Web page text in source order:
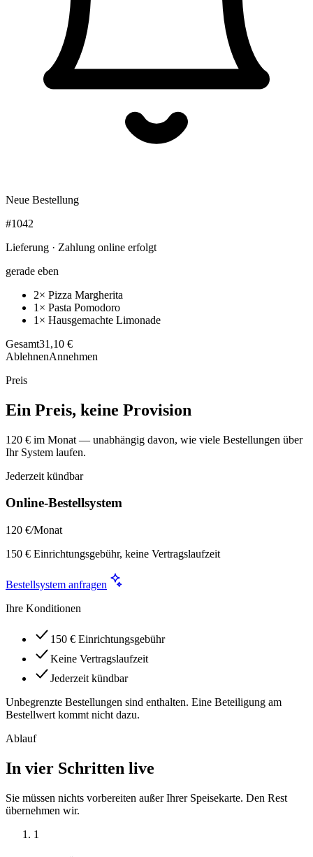
Neue Bestellung
#1042
Lieferung · Zahlung online erfolgt
gerade eben
2× Pizza Margherita
1× Pasta Pomodoro
1× Hausgemachte Limonade
Gesamt31,10 €
AblehnenAnnehmen
Preis
Ein Preis, keine Provision
120 € im Monat — unabhängig davon, wie viele Bestellungen über
Ihr System laufen.
Jederzeit kündbar
Online-Bestellsystem
120 €/Monat
150 € Einrichtungsgebühr, keine Vertragslaufzeit
Bestellsystem anfragen
Ihre Konditionen
150 € Einrichtungsgebühr
Keine Vertragslaufzeit
Jederzeit kündbar
Unbegrenzte Bestellungen sind enthalten. Eine Beteiligung am
Bestellwert kommt nicht dazu.
Ablauf
In vier Schritten live
Sie müssen nichts vorbereiten außer Ihrer Speisekarte. Den Rest
übernehmen wir.
1